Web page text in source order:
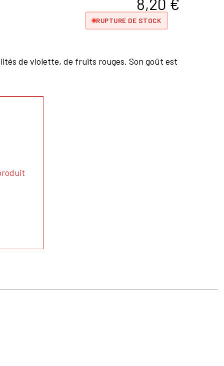
RUPTURE DE STOCK
de violette, de fruits rouges. Son goût est